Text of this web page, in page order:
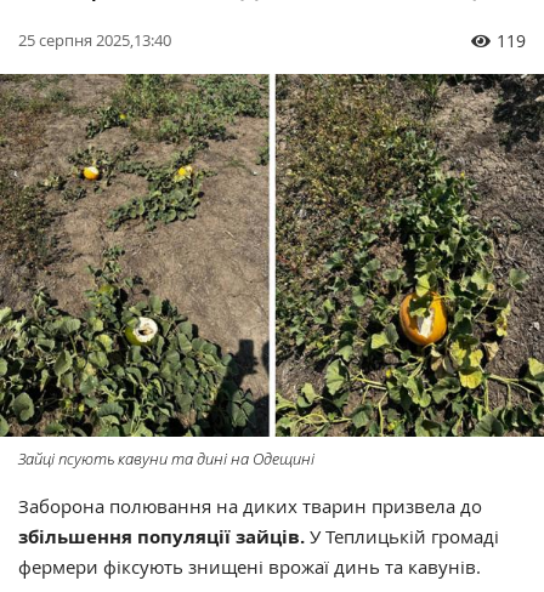
25 серпня 2025,13:40 119
Зайці псують кавуни та дині на Одещині
Заборона полювання на диких тварин призвела до
збільшення популяції зайців. У Теплицькій громаді
фермери фіксують знищені врожаї динь та кавунів.